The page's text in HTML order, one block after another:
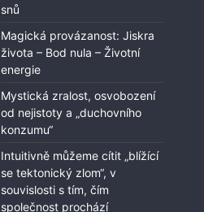
snů
Magická provázanost: Jiskra
života – Bod nula – Životní
energie
Mystická zralost, osvobození
od nejistoty a „duchovního
konzumu“
Intuitivně můžeme cítit „blížící
se tektonický zlom“, v
souvislosti s tím, čím
společnost prochází